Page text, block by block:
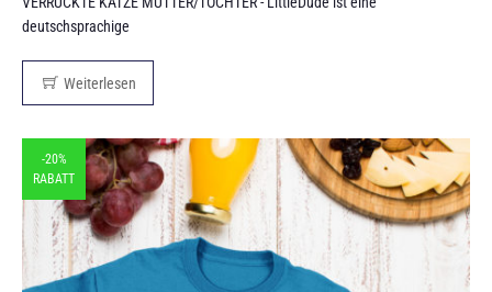
deutschsprachige
Weiterlesen
-20%
RABATT